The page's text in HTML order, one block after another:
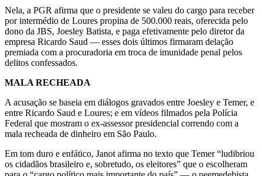
Nela, a PGR afirma que o presidente se valeu do cargo para receber
por intermédio de Loures propina de 500.000 reais, oferecida pelo
dono da JBS, Joesley Batista, e paga efetivamente pelo diretor da
empresa Ricardo Saud — esses dois últimos firmaram delação
premiada com a procuradoria em troca de imunidade penal pelos
delitos confessados.
MALA RECHEADA
A acusação se baseia em diálogos gravados entre Joesley e Temer, e
entre Ricardo Saud e Loures; e em vídeos filmados pela Polícia
Federal que mostram o ex-assessor presidencial correndo com a
mala recheada de dinheiro em São Paulo.
Em tom duro e enfático, Janot afirma no texto que Temer “ludibriou
os cidadãos brasileiro e, sobretudo, os eleitores” que o escolheram